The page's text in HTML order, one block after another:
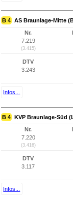
B 4 AS Braunlage-Mitte
Nr.
7.219
(3.415)
DTV
3.243
Infos...
B 4 KVP Braunlage-Süd
Nr.
7.220
(3.416)
DTV
3.117
Infos...